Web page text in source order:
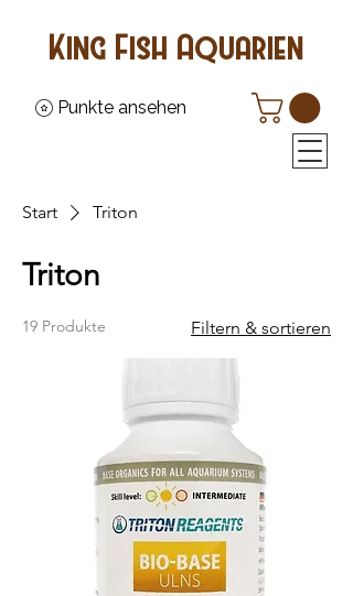
Punkte ansehen
King Fish Aquarien
Start Triton
Triton
19 Produkte Filtern & sortieren